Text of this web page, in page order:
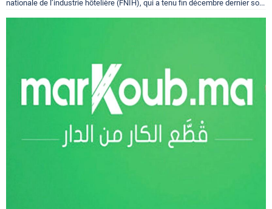
nationale de l’industrie hôtelière (FNIH), qui a tenu fin décembre dernier so...